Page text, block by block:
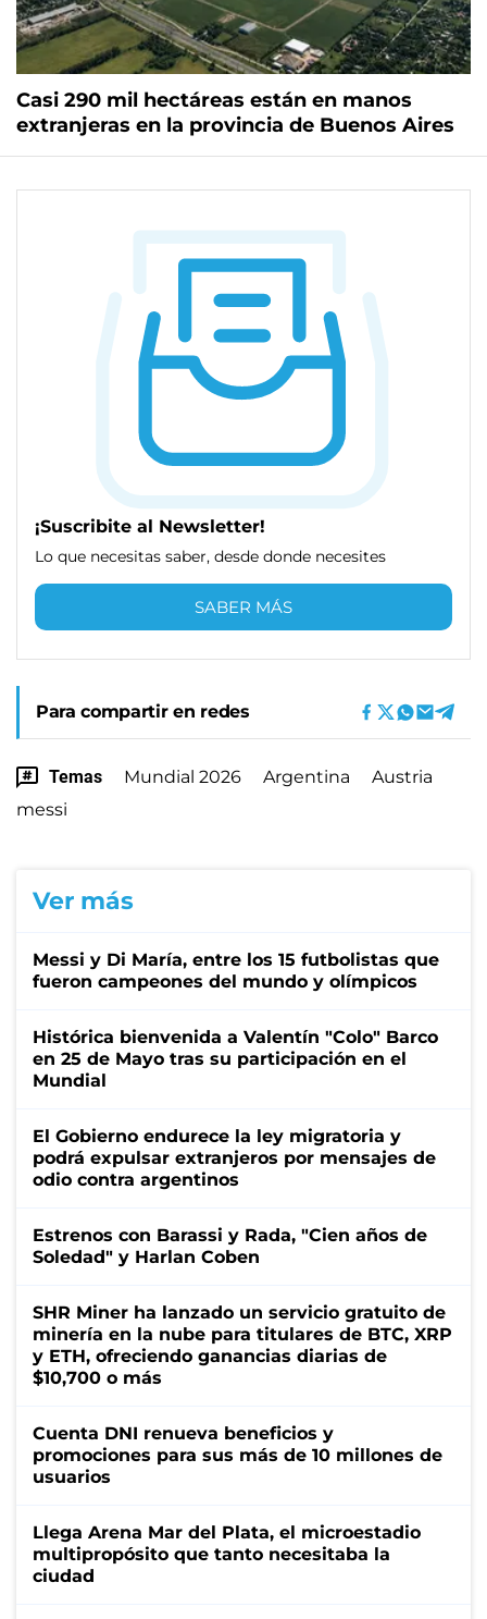
Casi 290 mil hectáreas están en manos
extranjeras en la provincia de Buenos Aires
¡Suscribite al Newsletter!
Lo que necesitas saber, desde donde necesites
SABER MÁS
Para compartir en redes
Temas Mundial 2026 Argentina
Austria
messi
Ver más
Messi y Di María, entre los 15 futbolistas que
fueron campeones del mundo y olímpicos
Histórica bienvenida a Valentín "Colo" Barco
en 25 de Mayo tras su participación en el
Mundial
El Gobierno endurece la ley migratoria y
podrá expulsar extranjeros por mensajes de
odio contra argentinos
Estrenos con Barassi y Rada, "Cien años de
Soledad" y Harlan Coben
SHR Miner ha lanzado un servicio gratuito de
minería en la nube para titulares de BTC, XRP
y ETH, ofreciendo ganancias diarias de
$10,700 o más
Cuenta DNI renueva beneficios y
promociones para sus más de 10 millones de
usuarios
Llega Arena Mar del Plata, el microestadio
multipropósito que tanto necesitaba la
ciudad